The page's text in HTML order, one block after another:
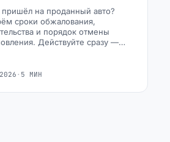
на проданный авто?
сроки обжалования,
и порядок отмены
Действуйте сразу —…
· 5 МИН